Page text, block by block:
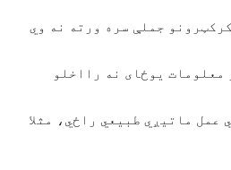
جملې سره ورته نه وي
معلومات یوځای نه رااخلو
عمل ماتیږي طبیعي راځي، مثلا